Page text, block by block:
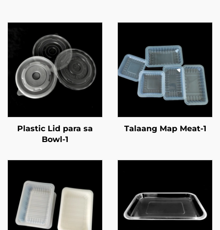
Plastic Lid para sa
Bowl-1
Talaang Map Meat-1